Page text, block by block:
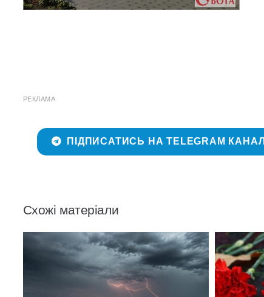
РЕКЛАМА
ПІДПИСАТИСЬ НА TELEGRAM КАНАЛ
Схожі матеріали